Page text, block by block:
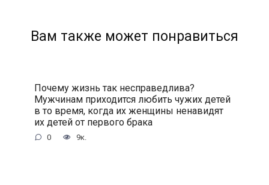
Вам также может понравиться
Почему жизнь так несправедлива?
Мужчинам приходится любить чужих детей
в то время, когда их женщины ненавидят
их детей от первого брака
0 9к.